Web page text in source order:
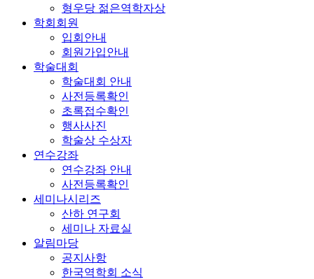
형우당 젊은역학자상
학회회원
입회안내
회원가입안내
학술대회
학술대회 안내
사전등록확인
초록접수확인
행사사진
학술상 수상자
연수강좌
연수강좌 안내
사전등록확인
세미나시리즈
산하 연구회
세미나 자료실
알림마당
공지사항
한국역학회 소식